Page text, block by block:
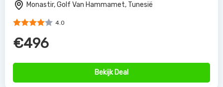
Monastir, Golf Van Hammamet, Tunesië
4.0
€496
Bekijk Deal